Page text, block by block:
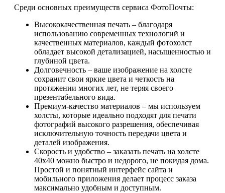
Среди основных преимуществ сервиса ФотоПочты:
Высококачественная печать – благодаря
использованию современных технологий и
качественных материалов, каждый фотохолст
обладает высокой детализацией, насыщенностью и
глубиной цвета.
Долговечность – ваше изображение на холсте
сохранит свои яркие цвета и четкость на
протяжении многих лет, не теряя своего
презентабельного вида.
Премиум-качество материалов – мы используем
холсты, которые идеально подходят для печати
фотографий высокого разрешения, обеспечивая
исключительную точность передачи цвета и
деталей изображения.
Скорость и удобство – заказать печать на холсте
40х40 можно быстро и недорого, не покидая дома.
Простой и понятный интерфейс сайта и
мобильного приложения делает процесс заказа
максимально удобным и доступным.